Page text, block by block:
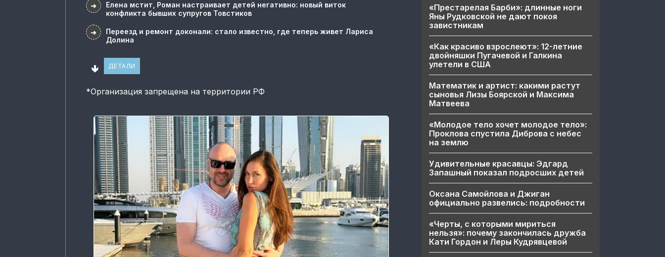
➜
Елена мстит, Роман настраивает детей негативно: новый виток
конфликта бывших супругов Товстиков
➜
Переезд и ремонт доконали: стало известно, где теперь живет Лариса
Долина
🢃 ДЕТАЛИ
*Организация запрещена на территории РФ
«Престарелая Барби»: длинные ноги
Яны Рудковской не дают покоя
завистникам
«Как красиво взрослеют»: 12-летние
двойняшки Пугачевой и Галкина
улетели в США
Математик и артист: какими растут
сыновья Лизы Боярской и Максима
Матвеева
«Молодое тело хочет молодое тело»:
Проклова спустила Диброва с небес
на землю
Удивительные красавцы: Эдгард
Запашный показал подросших детей
Оксана Самойлова и Джиган
официально развелись: подробности
«Черты, с которыми мириться
нельзя»: почему закончилась дружба
Кати Гордон и Леры Кудрявцевой